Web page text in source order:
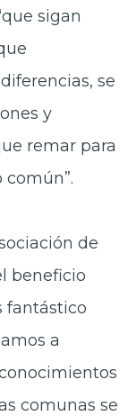
sigan
se
y
remar para
de
beneficio
fantástico
a
comunas se